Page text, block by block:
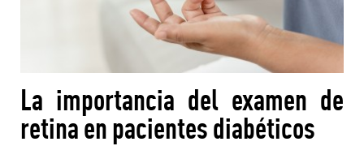
La importancia del examen de
retina en pacientes diabéticos